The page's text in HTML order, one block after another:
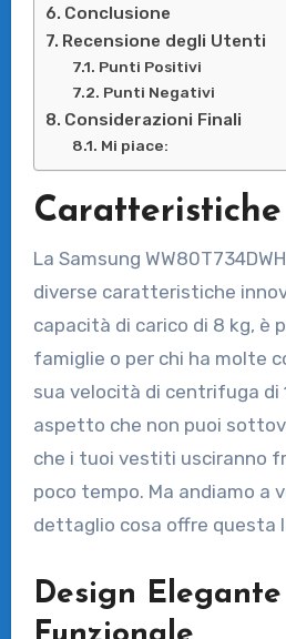
Conclusione
Recensione degli Utenti
Punti Positivi
Punti Negativi
Considerazioni Finali
Mi piace:
La Samsung
diverse caratteristiche
capacità di carico di 8 kg, è
famiglie o per chi ha molte
sua velocità di centrifuga di
aspetto che non puoi
che i tuoi vestiti usciranno
poco tempo. Ma andiamo a
dettaglio cosa offre questa
Design